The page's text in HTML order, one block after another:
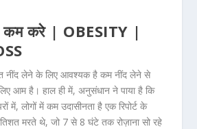
कम करे | OBESITY |
नींद लेने के लिए आवश्यक है कम नींद लेने से
आम है। हाल ही में, अनुसंधान ने पाया है कि
में, लोगों में कम उदासीनता है एक रिपोर्ट के
मरते थे, जो 7 से 8 घंटे तक रोज़ाना सो रहे